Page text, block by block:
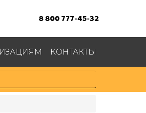
8 800 777-45-32
КОНТАКТЫ